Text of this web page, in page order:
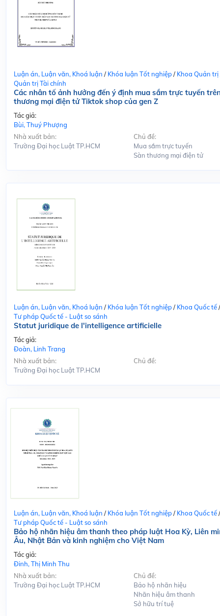
Luận án, Luận văn, Khoá luận / Khóa luận Tốt nghiệp/ Khoa Quản trị
Quản trị Tài chính
Các nhân tố ảnh hưởng đến ý định mua sắm trực tuyến
thương mại điện tử Tiktok shop của gen Z
Tác giả:
Bùi, Thuý Phượng
Nhà xuất bản:
Trường Đại học Luật TP.HCM
Chủ đề:
Mua sắm trực tuyến
Sàn thương mại điện tử
Luận án, Luận văn, Khoá luận / Khóa luận Tốt nghiệp/ Khoa Quốc tế/
Tư pháp Quốc tế - Luật so sánh
Statut juridique de l'intelligence artificielle
Tác giả:
Đoàn, Linh Trang
Nhà xuất bản:
Trường Đại học Luật TP.HCM
Chủ đề:
Luận án, Luận văn, Khoá luận / Khóa luận Tốt nghiệp/ Khoa Quốc tế/
Tư pháp Quốc tế - Luật so sánh
Bảo hộ nhãn hiệu âm thanh theo pháp luật Hoa Kỳ, Liên
Âu, Nhật Bản và kinh nghiệm cho Việt Nam
Tác giả:
Đinh, Thị Minh Thu
Nhà xuất bản:
Trường Đại học Luật TP.HCM
Chủ đề:
Bảo hộ nhãn hiệu
Nhãn hiệu âm thanh
Sở hữu trí tuệ